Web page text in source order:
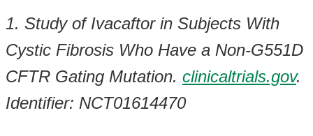
1. Study of Ivacaftor in Subjects With
Cystic Fibrosis Who Have a Non-G551D
CFTR Gating Mutation. clinicaltrials.gov.
Identifier: NCT01614470